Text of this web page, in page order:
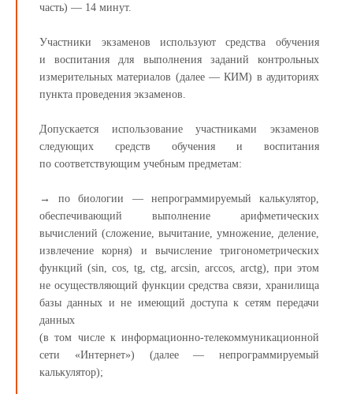
часть) — 14 минут.
Участники экзаменов используют средства обучения
и воспитания для выполнения заданий контрольных
измерительных материалов (далее — КИМ) в аудиториях
пункта проведения экзаменов.
Допускается использование участниками экзаменов
следующих средств обучения и воспитания
по соответствующим учебным предметам:
→ по биологии — непрограммируемый калькулятор,
обеспечивающий выполнение арифметических
вычислений (сложение, вычитание, умножение, деление,
извлечение корня) и вычисление тригонометрических
функций (sin, cos, tg, ctg, arcsin, arccos, arctg), при этом
не осуществляющий функции средства связи, хранилища
базы данных и не имеющий доступа к сетям передачи
данных
(в том числе к информационно-телекоммуникационной
сети «Интернет») (далее — непрограммируемый
калькулятор);